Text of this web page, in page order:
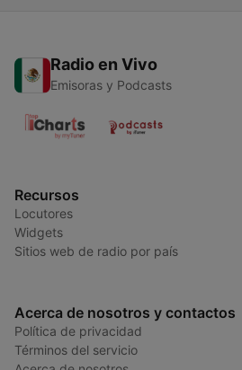
Radio en Vivo
Emisoras y Podcasts
Recursos
Locutores
Widgets
Sitios web de radio por país
Acerca de nosotros y contactos
Política de privacidad
Términos del servicio